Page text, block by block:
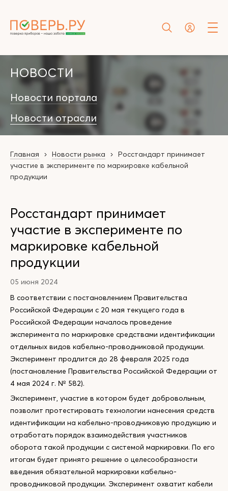
НОВОСТИ
Новости портала
Новости отрасли
Главная Новости рынка
Росстандарт принимает
участие в эксперименте по маркировке кабельной
продукции
Росстандарт принимает
участие в эксперименте по
маркировке кабельной
продукции
05 июня 2024
В соответствии с постановлением Правительства
Российской Федерации с 20 мая текущего года в
Российской Федерации началось проведение
эксперимента по маркировке средствами идентификации
отдельных видов кабельно-проводниковой продукции.
Эксперимент продлится до 28 февраля 2025 года
(постановление Правительства Российской Федерации от
4 мая 2024 г. № 582).
Эксперимент, участие в котором будет добровольным,
позволит протестировать технологии нанесения средств
идентификации на кабельно-проводниковую продукцию и
отработать порядок взаимодействия участников
оборота такой продукции с системой маркировки. По его
итогам будет принято решение о целесообразности
введения обязательной маркировки кабельно-
проводниковой продукции. Эксперимент охватит кабели